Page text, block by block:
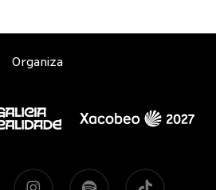
Organiza
instagram spotify tiktok